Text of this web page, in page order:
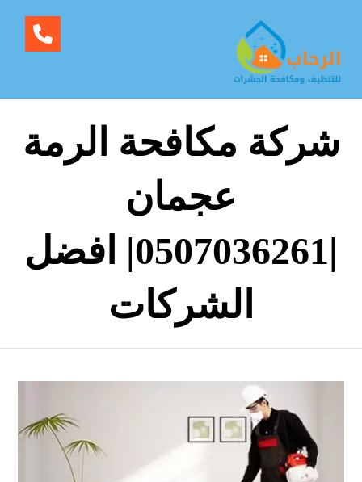
شركة مكافحة الرمة
عجمان
|0507036261| افضل
الشركات